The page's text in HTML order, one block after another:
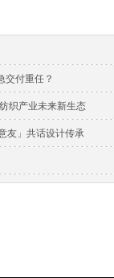
交付重任？
织产业未来新生态
友」共话设计传承